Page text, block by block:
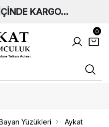
KARGO…
0
Yüzükleri Aykat